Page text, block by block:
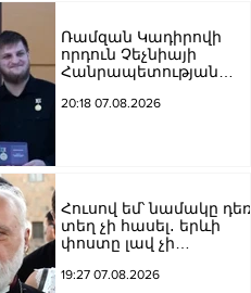
Ռամզան Կադիրովի
որդուն Չեչնիայի
Հանրապետության
շնորհել
20:18 07.08.2026
Հուսով եմ՝ նամակը դեռ
տեղ չի հասել․ երևի
փոստը լավ չի
արքեպիսկոպոս
19:27 07.08.2026